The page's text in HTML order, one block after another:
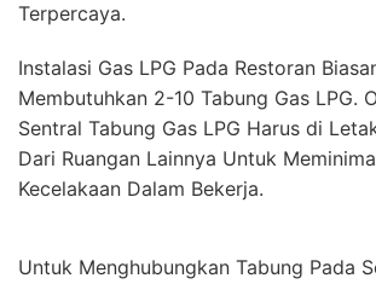
Terpercaya.
Instalasi Gas LPG Pada Restoran
Membutuhkan 2-10 Tabung Gas LPG.
Sentral Tabung Gas LPG Harus di
Dari Ruangan Lainnya Untuk
Kecelakaan Dalam Bekerja.
Untuk Menghubungkan Tabung Pada